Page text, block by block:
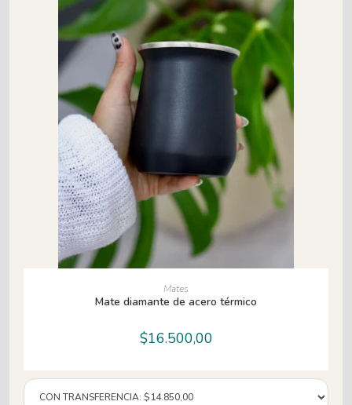
AÑADIR AL CARRITO
Mates
Mate diamante de acero térmico
$16.500,00